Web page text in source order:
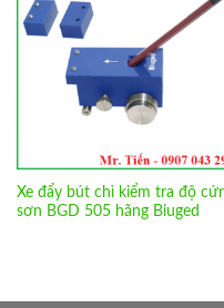
Add to
Wishlist
Xe đẩy bút chì kiểm tra độ
sơn BGD 505 hãng Biuged